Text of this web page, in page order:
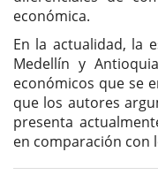
económica.
En la actualidad, la
Medellín y
económicos que se
que los autores
presenta
en comparación con